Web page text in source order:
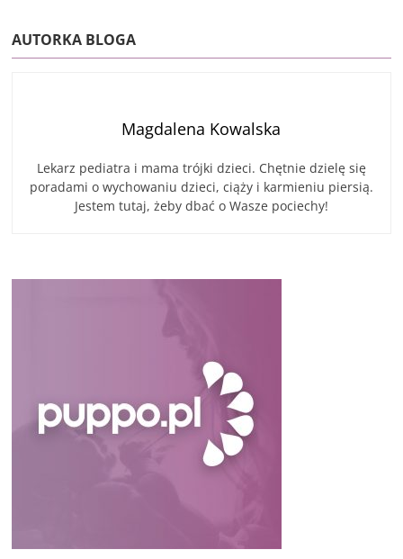
AUTORKA BLOGA
Magdalena Kowalska
Lekarz pediatra i mama trójki dzieci. Chętnie dzielę się
poradami o wychowaniu dzieci, ciąży i karmieniu piersią.
Jestem tutaj, żeby dbać o Wasze pociechy!